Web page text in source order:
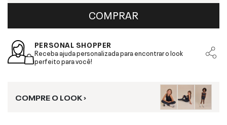
COMPRAR
PERSONAL SHOPPER
Receba ajuda personalizada para encontrar o look
perfeito para você!
COMPRE O LOOK ›